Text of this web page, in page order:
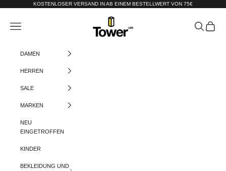
Zum Inhalt springenKOSTENLOSER VERSAND IN AB EINEM BESTELLWERT VON 75€
Tower-London.De
Menü Suchen
DAMEN
HERREN
SALE
MARKEN
NEU
EINGETROFFEN
KINDER
BEKLEIDUNG UND